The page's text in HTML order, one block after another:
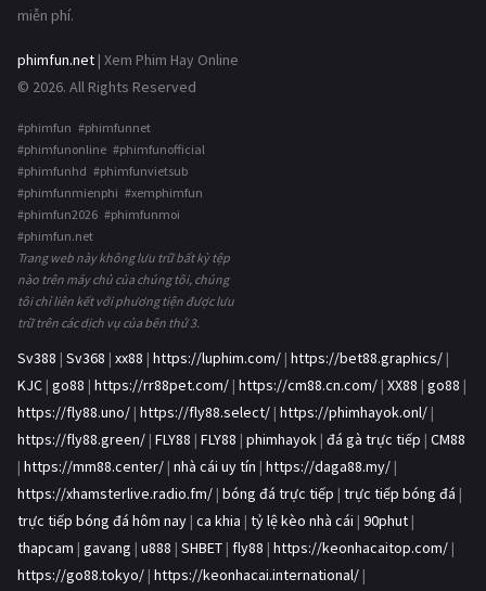
miễn phí.
phimfun.net | Xem Phim Hay Online
© 2026. All Rights Reserved
#phimfun #phimfunnet
#phimfunonline #phimfunofficial
#phimfunhd #phimfunvietsub
#phimfunmienphi #xemphimfun
#phimfun2026 #phimfunmoi
#phimfun.net
Trang web này không lưu trữ bất kỳ tệp
nào trên máy chủ của chúng tôi, chúng
tôi chỉ liên kết với phương tiện được lưu
trữ trên các dịch vụ của bên thứ 3.
Sv388 | Sv368 | xx88 | https://luphim.com/ | https://bet88.graphics/ |
KJC | go88 | https://rr88pet.com/ | https://cm88.cn.com/ | XX88 | go88 |
https://fly88.uno/ | https://fly88.select/ | https://phimhayok.onl/ |
https://fly88.green/ | FLY88 | FLY88 | phimhayok | đá gà trực tiếp | CM88
| https://mm88.center/ | nhà cái uy tín | https://daga88.my/ |
https://xhamsterlive.radio.fm/ | bóng đá trực tiếp | trực tiếp bóng đá |
trực tiếp bóng đá hôm nay | ca khia | tỷ lệ kèo nhà cái | 90phut |
thapcam | gavang | u888 | SHBET | fly88 | https://keonhacaitop.com/ |
https://go88.tokyo/ | https://keonhacai.international/ |